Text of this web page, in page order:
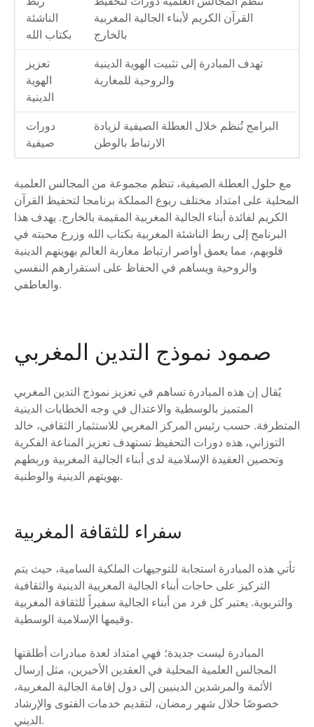
الناشئة
بكتاب الله
القرآن الكريم لأبناء الجالية المغربية
بالخارج
تعزيز
الهوية
الدينية
تهدف المبادرة إلى تثبيت الهوية الدينية
والروحية للمغاربة
دورات
صيفية
البرامج تُنظم خلال العطلة الصيفية لزيادة
الارتباط بالوطن
مع حلول العطلة الصيفية، تنظم مجموعة من المجالس العلمية
المحلية على امتداد مختلف ربوع المملكة برنامجا لتحفيظ القرآن
الكريم لفائدة أبناء الجالية المغربية المقيمة بالخارج. يهدف هذا
البرنامج إلى ربط الناشئة المغربية بكتاب الله وزرع محبته في
قلوبهم، مما يعمق أواصر ارتباط مغاربة العالم بهويتهم الدينية
والروحية ويساهم في الحفاظ على استقرارهم النفسي
والعاطفي.
صمود نموذج التدين المغربي
يُقال إن هذه المبادرة تساهم في تعزيز نموذج التدين المغربي
المتميز بالوسطية والاعتدال في وجه الخطابات الدينية
المتطرفة. حسب رئيس المركز المغربي للاستثمار الثقافي، خالد
التوزاني، هذه دورات التحفيظ تستهدف تعزيز المناعة الفكرية
وتحصين العقيدة الإسلامية لدى أبناء الجالية المغربية وربطهم
بهويتهم الدينية والوطنية.
سفراء للثقافة المغربية
تأتي هذه المبادرة استجابة للتوجيهات الملكية السامية، حيث يتم
التركيز على حاجات أبناء الجالية المغربية الدينية والثقافية
والتربوية. يعتبر كل فرد من أبناء الجالية سفيراً للثقافة المغربية
وقيمها الإسلامية الوسطية.
المبادرة ليست جديدة؛ فهي امتداد لعدة مبادرات أطلقتها
المجالس العلمية المحلية في العقدين الأخيرين، مثل إرسال
الأئمة والمرشدين الدينيين إلى دول إقامة الجالية المغربية،
خصوصًا خلال شهر رمضان، لتقديم خدمات الفتوى والإرشاد
الديني.